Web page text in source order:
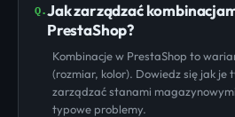
Q.Jak zarządzać
PrestaShop?
Kombinacje w PrestaShop to
(rozmiar, kolor). Dowiedz się jak je
zarządzać stanami
typowe problemy.